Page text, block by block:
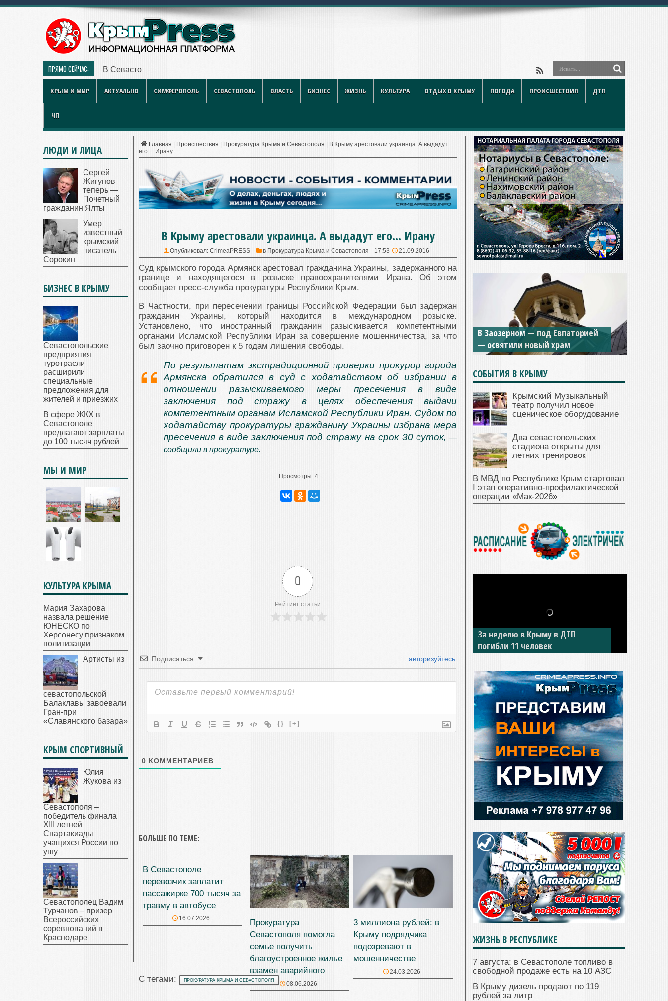
ПРЯМО СЕЙЧАС: В Севастополе наградили работников строительной отрасли
КРЫМ И МИР АКТУАЛЬНО СИМФЕРОПОЛЬ СЕВАСТОПОЛЬ ВЛАСТЬ БИЗНЕС ЖИЗНЬ КУЛЬТУРА ОТДЫХ В КРЫМУ ПОГОДА ПРОИСШЕСТВИЯ ДТП
ЧП
Главная Происшествия Прокуратура Крыма и Севастополя
В Крыму арестовали украинца. А выдадут
его… Ирану
В Крыму арестовали украинца. А выдадут его… Ирану
Опубликовал: CrimeaPRESS в Прокуратура Крыма и Севастополя 17:53 21.09.2016
Суд крымского города Армянск арестовал гражданина Украины, задержанного на
границе и находящегося в розыске правоохранителями Ирана. Об этом
сообщает пресс-служба прокуратуры Республики Крым.
В Частности, при пересечении границы Российской Федерации был задержан
гражданин Украины, который находится в международном розыске.
Установлено, что иностранный гражданин разыскивается компетентными
органами Исламской Республики Иран за совершение мошенничества, за что
был заочно приговорен к 5 годам лишения свободы.
По результатам экстрадиционной проверки прокурор города
Армянска обратился в суд с ходатайством об избрании в
отношении разыскиваемого меры пресечения в виде
заключения под стражу в целях обеспечения выдачи
компетентным органам Исламской Республики Иран. Судом по
ходатайству прокуратуры гражданину Украины избрана мера
пресечения в виде заключения под стражу на срок 30 суток, —
сообщили в прокуратуре.
Просмотры: 4
0
Рейтинг статьи
Подписаться авторизуйтесь
{} [+]
0 КОММЕНТАРИЕВ
БОЛЬШЕ ПО ТЕМЕ:
В Севастополе
перевозчик заплатит
пассажирке 700 тысяч за
травму в автобусе
16.07.2026
Прокуратура
Севастополя помогла
семье получить
благоустроенное жилье
взамен аварийного
08.06.2026
3 миллиона рублей: в
Крыму подрядчика
подозревают в
мошенничестве
24.03.2026
С тегами: ПРОКУРАТУРА КРЫМА И СЕВАСТОПОЛЯ
ЛЮДИ И ЛИЦА
Сергей
Жигунов
теперь —
Почетный
гражданин Ялты
Умер
известный
крымский
писатель
Сорокин
БИЗНЕС В КРЫМУ
Севастопольские
предприятия
туротрасли
расширили
специальные
предложения для
жителей и приезжих
В сфере ЖКХ в
Севастополе
предлагают зарплаты
до 100 тысяч рублей
МЫ И МИР
КУЛЬТУРА КРЫМА
Мария Захарова
назвала решение
ЮНЕСКО по
Херсонесу признаком
политизации
Артисты из
севастопольской
Балаклавы завоевали
Гран-при
«Славянского базара»
КРЫМ СПОРТИВНЫЙ
Юлия
Жукова из
Севастополя –
победитель финала
XIII летней
Спартакиады
учащихся России по
ушу
Севастополец Вадим
Турчанов – призер
Всероссийских
соревнований в
Краснодаре
В Заозерном — под Евпаторией
— освятили новый храм
СОБЫТИЯ В КРЫМУ
Крымский Музыкальный
театр получил новое
сценическое оборудование
Два севастопольских
стадиона открыты для
летних тренировок
В МВД по Республике Крым стартовал
I этап оперативно‑профилактической
операции «Мак‑2026»
За неделю в Крыму в ДТП
погибли 11 человек
ЖИЗНЬ В РЕСПУБЛИКЕ
7 августа: в Севастополе топливо в
свободной продаже есть на 10 АЗС
В Крыму дизель продают по 119
рублей за литр